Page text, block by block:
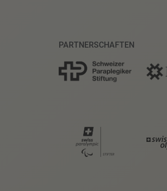
PARTNERSCHAFTEN